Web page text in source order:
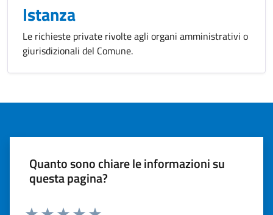
Istanza
Le richieste private rivolte agli organi amministrativi o
giurisdizionali del Comune.
Quanto sono chiare le informazioni su
questa pagina?